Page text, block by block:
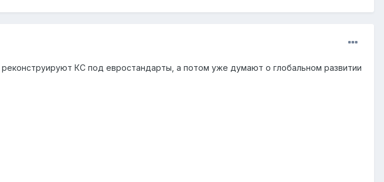
КС под евростандарты, а потом уже думают о глобальном развитии